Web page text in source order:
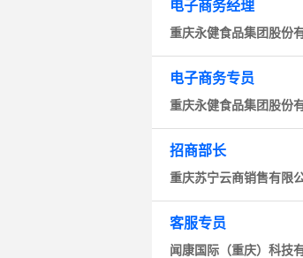
电子商务经理
重庆永健食品集团股份
电子商务专员
重庆永健食品集团股份
招商部长
重庆苏宁云商销售有限
客服专员
闻康国际（重庆）科技